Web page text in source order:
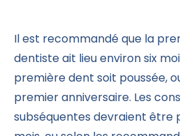
Il est recommandé que la
dentiste ait lieu environ six
première dent soit poussée,
premier anniversaire. Les
subséquentes devraient être